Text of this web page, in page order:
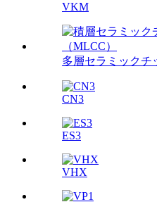
VKM
多層セラミックチ
CN3
ES3
VHX